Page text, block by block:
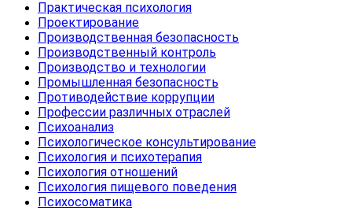
Практическая психология
Проектирование
Производственная безопасность
Производственный контроль
Производство и технологии
Промышленная безопасность
Противодействие коррупции
Профессии различных отраслей
Психоанализ
Психологическое консультирование
Психология и психотерапия
Психология отношений
Психология пищевого поведения
Психосоматика